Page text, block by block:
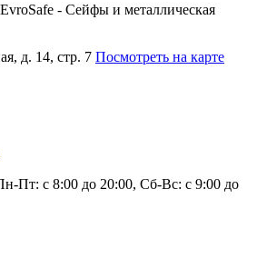
- Сейфы и металлическая
д. 14, стр. 7 Посмотреть на карте
Пт: с 8:00 до 20:00, Сб-Вс: с 9:00 до